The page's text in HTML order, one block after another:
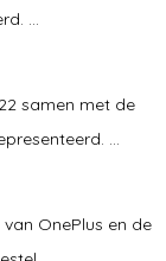
...
samen met de
...
OnePlus en de